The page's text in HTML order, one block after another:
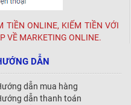
TIỀN ONLINE, KIẾM TIỀN VỚI
VỀ MARKETING ONLINE.
DẪN
dẫn mua hàng
dẫn thanh toán